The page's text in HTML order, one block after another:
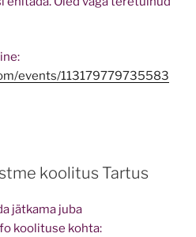
events/113179779735583
koolitus Tartus
jätkama juba
koolituse kohta: